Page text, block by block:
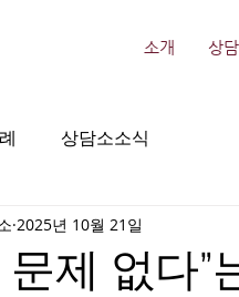
소개 상
상담소소식
문제 없다”
2025년 10월 21일